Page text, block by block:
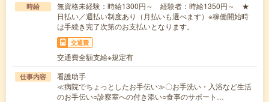
時給
無資格未経験：時給1300円～ 経験者：時給1350円～ ★
日払い／週払い制度あり（月払いも選べます）※稼働開始時
は手続き完了次第のお支払いとなります。
交通費
交通費全額支給※規定有
仕事内容
看護助手
≪病院でちょっとしたお手伝い≫〇お手洗い・入浴など生活
のお手伝い○診察室への付き添い○食事のサポート…